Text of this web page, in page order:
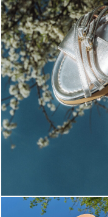
Blending sass